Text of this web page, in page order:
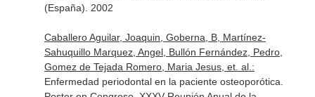
(España). 2002
Caballero Aguilar, Joaquin, Goberna, B, Martínez-
Sahuquillo Marquez, Angel, Bullón Fernández, Pedro,
Gomez de Tejada Romero, Maria Jesus, et. al.:
Enfermedad periodontal en la paciente osteoporótica.